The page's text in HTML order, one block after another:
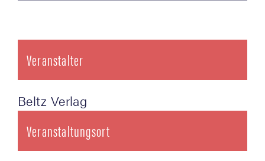
Veranstaltungsort
Veranstalter
Beltz Ver­lag